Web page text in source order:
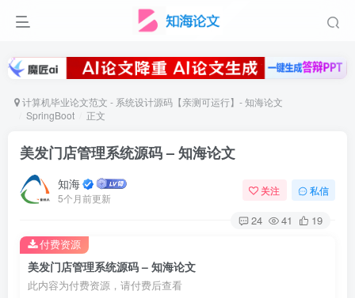
计算机毕业论文范文 - 系统设计源码【亲测可运行】- 知海论文
SpringBoot
正文
美发门店管理系统源码 – 知海论文
知海
5个月前更新
关注 私信
24 41 19
美发门店管理系统源码 – 知海论文
此内容为付费资源，请付费后查看
付费资源